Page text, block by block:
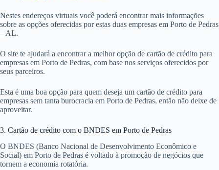
Nestes endereços virtuais você poderá encontrar mais informações
sobre as opções oferecidas por estas duas empresas em Porto de Pedras
– AL.
O site te ajudará a encontrar a melhor opção de cartão de crédito para
empresas em Porto de Pedras, com base nos serviços oferecidos por
seus parceiros.
Esta é uma boa opção para quem deseja um cartão de crédito para
empresas sem tanta burocracia em Porto de Pedras, então não deixe de
aproveitar.
3. Cartão de crédito com o BNDES em Porto de Pedras
O BNDES (Banco Nacional de Desenvolvimento Econômico e
Social) em Porto de Pedras é voltado à promoção de negócios que
tornem a economia rotatória.